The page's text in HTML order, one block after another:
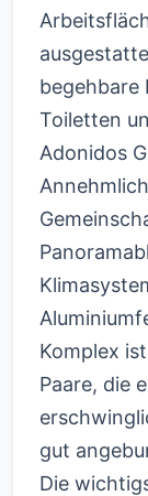
begehbare
Toiletten
Adonidos
Komplex
Paare, die
gut
Die